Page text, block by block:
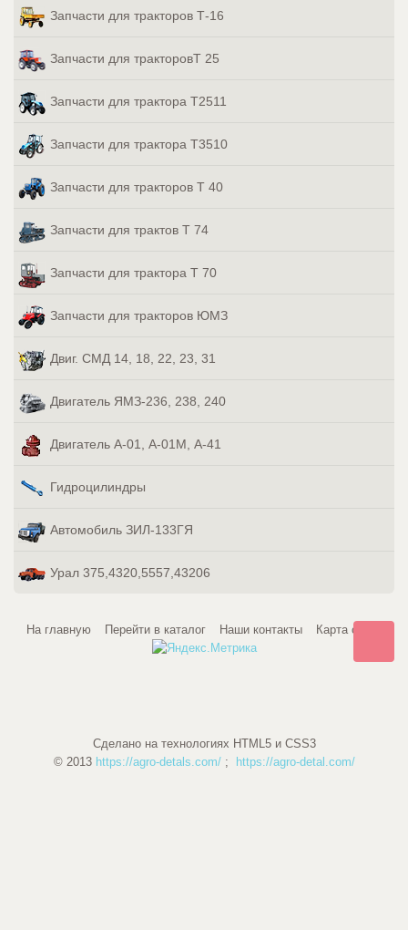
Запчасти для тракторов Т-16
Запчасти для тракторовТ 25
Запчасти для трактора Т2511
Запчасти для трактора Т3510
Запчасти для тракторов Т 40
Запчасти для трактов Т 74
Запчасти для трактора Т 70
Запчасти для тракторов ЮМЗ
Двиг. СМД 14, 18, 22, 23, 31
Двигатель ЯМЗ-236, 238, 240
Двигатель А-01, А-01М, А-41
Гидроцилиндры
Автомобиль ЗИЛ-133ГЯ
Урал 375,4320,5557,43206
На главную Перейти в каталог Наши контакты Карта сайта
Сделано на технологиях HTML5 и CSS3
© 2013 https://agro-detals.com/; https://agro-detal.com/